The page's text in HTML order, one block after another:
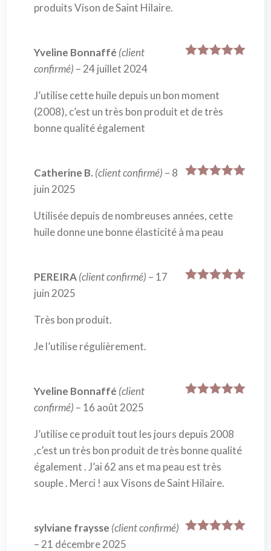
produits Vison de Saint Hilaire.
Yveline Bonnaffé (client
confirmé) – 24 juillet 2024
J’utilise cette huile depuis un bon moment
(2008), c’est un très bon produit et de très
bonne qualité également
Catherine B. (client confirmé) – 8
juin 2025
Utilisée depuis de nombreuses années, cette
huile donne une bonne élasticité à ma peau
PEREIRA(client confirmé) – 17
juin 2025
Très bon produit.
Je l’utilise régulièrement.
Yveline Bonnaffé (client
confirmé) – 16 août 2025
J’utilise ce produit tout les jours depuis 2008
,c’est un très bon produit de très bonne qualité
également . J’ai 62 ans et ma peau est très
souple . Merci ! aux Visons de Saint Hilaire.
sylviane fraysse (client confirmé)
– 21 décembre 2025